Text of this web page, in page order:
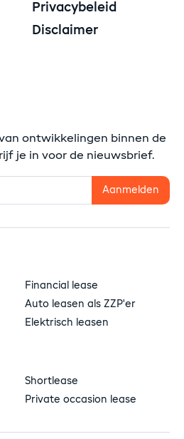
Privacybeleid
Disclaimer
ontwikkelingen binnen de
je in voor de nieuwsbrief.
Financial lease
Auto leasen als ZZP'er
Elektrisch leasen
Shortlease
Private occasion lease